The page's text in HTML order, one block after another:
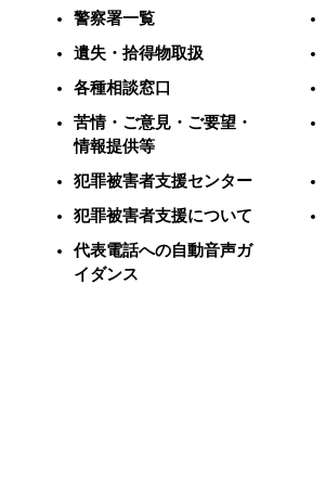
警察署一覧
遺失・拾得物取扱
各種相談窓口
苦情・ご意見・ご要望・
情報提供等
犯罪被害者支援センター
犯罪被害者支援について
代表電話への自動音声ガ
イダンス